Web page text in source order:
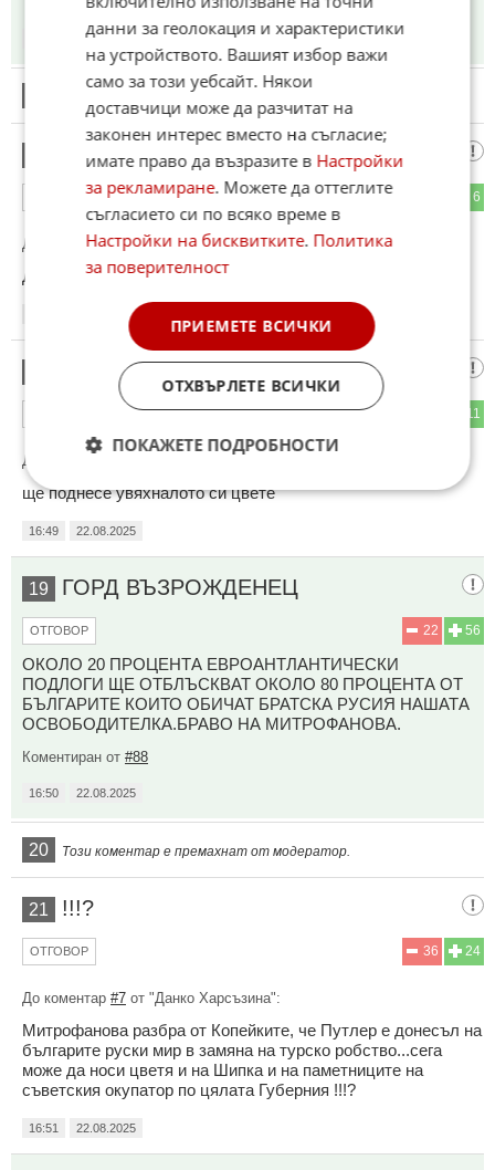
22.08.2025
Този коментар е премахнат от модератор.
А МИИИИ
6
ОТГОВОР
До коментар#10от "Наистина":
ДОГОДИНА
22.08.2025
11
До коментар
ще поднесе увяхналото си цвете
16:49 22.08.2025
19 ГОРД ВЪЗРОЖДЕНЕЦ
56
22
ОТГОВОР
ОКОЛО 20 ПРОЦЕНТА ЕВРОАНТЛАНТИЧЕСКИ
ПОДЛОГИ ЩЕ ОТБЛЪСКВАТ ОКОЛО 80 ПРОЦЕНТА ОТ
БЪЛГАРИТЕ КОИТО ОБИЧАТ БРАТСКА РУСИЯ НАШАТА
ОСВОБОДИТЕЛКА.БРАВО НА МИТРОФАНОВА.
Коментиран от #88
16:50 22.08.2025
20 Този коментар е премахнат от модератор.
21 !!!?
24
36
ОТГОВОР
До коментар #7 от "Данко Харсъзина":
Митрофанова разбра от Копейките, че Путлер е донесъл на
българите руски мир в замяна на турско робство...сега
може да носи цветя и на Шипка и на паметниците на
съветския окупатор по цялата Губерния !!!?
16:51 22.08.2025
данни за геолокация и характеристики
на устройството. Вашият избор важи
само за този уебсайт. Някои
доставчици може да разчитат на
законен интерес вместо на съгласие;
имате право да възразите в Настройки
за рекламиране. Можете да оттеглите
съгласието си по всяко време в
Настройки на бисквитките. Политика
за поверителност
ПРИЕМЕТЕ ВСИЧКИ
ОТХВЪРЛЕТЕ ВСИЧКИ
ПОКАЖЕТЕ ПОДРОБНОСТИ